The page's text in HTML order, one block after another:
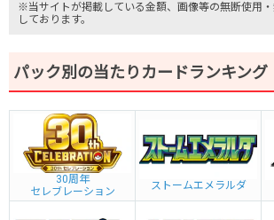
※当サイトが掲載している金額、画像等の無断使用
しております。
パック別の当たりカードランキング
30周年
セレブレーション
ストームエメラルダ